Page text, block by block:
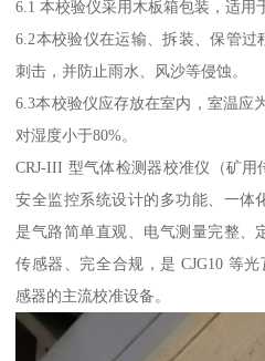
6.1 本校验仪采用木板箱包装，适用
6.2本校验仪在运输、拆装、保管
刺击，并防止雨水、风沙等侵蚀。
6.3本校验仪应存放在室内，室温应
对湿度小于80%。
CRJ-III 型气体检测器校准仪（矿
安全监控系统设计的多功能、一体
是气路简单直观、电气测量完整、
传感器、完全合规，是 CJG10 等
感器的主流校准设备。